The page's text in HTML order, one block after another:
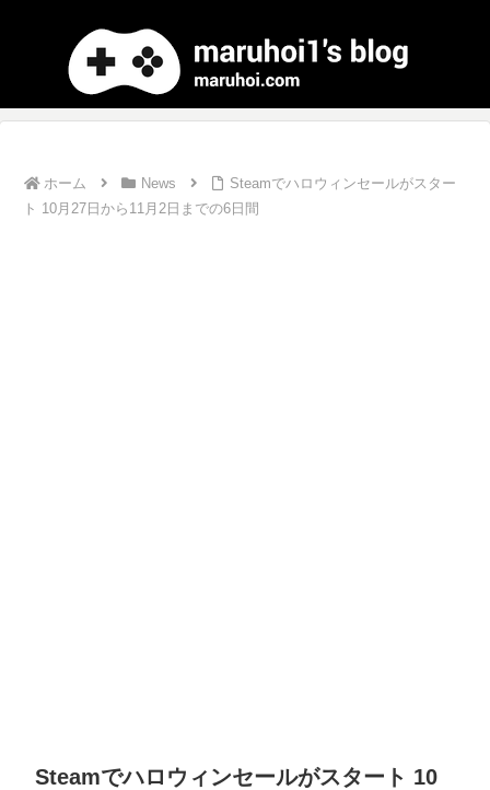
ホーム News
Steamでハロウィンセールがスター
ト 10月27日から11月2日までの6日間
Steamでハロウィンセールがスタート 10